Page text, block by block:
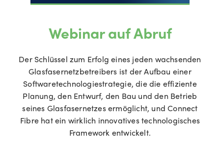
Webinar auf Abruf
Der Schlüssel zum Erfolg eines jeden wachsenden
Glasfasernetzbetreibers ist der Aufbau einer
Softwaretechnologiestrategie, die die effiziente
Planung, den Entwurf, den Bau und den Betrieb
seines Glasfasernetzes ermöglicht, und Connect
Fibre hat ein wirklich innovatives technologisches
Framework entwickelt.